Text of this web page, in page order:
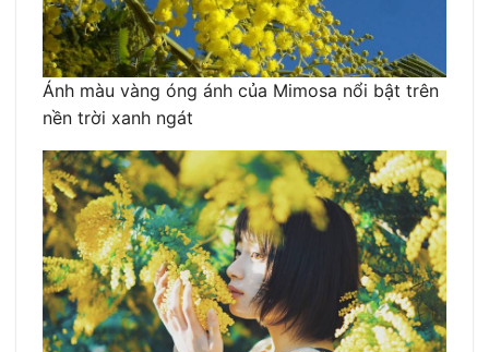
Ánh màu vàng óng ánh của Mimosa nổi bật trên
nền trời xanh ngát